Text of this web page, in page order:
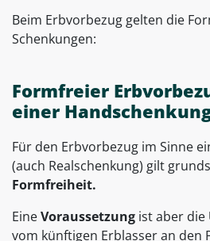
Beim Erbvorbezug gelten die
Schenkungen:
Formfreier
einer
Für den Erbvorbezug im Sinne
(auch Realschenkung) gilt
Formfreiheit.
EineVoraussetzung ist aber die
vom künftigen Erblasser an den